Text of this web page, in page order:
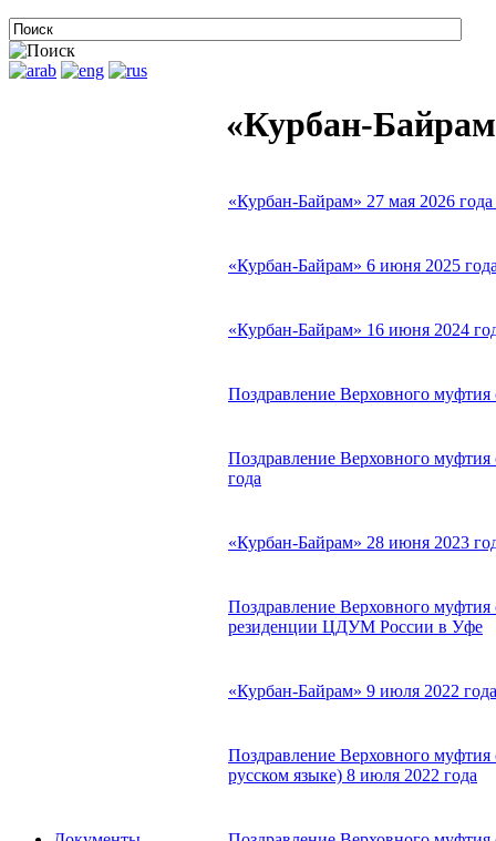
«Курбан-
«Курбан-Байрам» 27 мая 2026
«Курбан-Байрам» 6 июня 2025
«Курбан-Байрам» 16 июня 2024
Поздравление Верховного
Поздравление Верховного
года
«Курбан-Байрам» 28 июня 2023
Поздравление Верховного
резиденции ЦДУМ России в Уфе
«Курбан-Байрам» 9 июля 2022
Поздравление Верховного
русском языке) 8 июля 2022 года